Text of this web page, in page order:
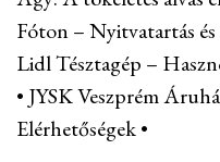
Fóton – Nyitvatartás
Lidl Tésztagép –
• JYSK Veszprém
Elérhetőségek•